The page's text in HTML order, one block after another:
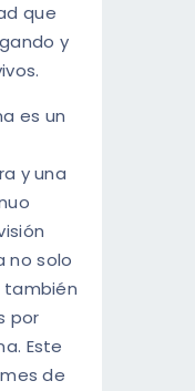
que
y
es un
y una
no solo
también
por
Este
de